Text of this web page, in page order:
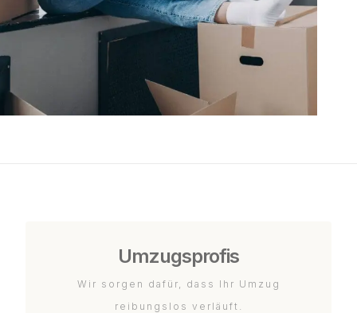
Umzugsprofis
Wir sorgen dafür, dass Ihr Umzug
reibungslos verläuft.